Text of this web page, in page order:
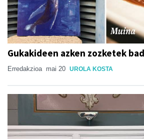
Gukakideen azken zozketek
Erredakzioa mai 20 UROLA KOSTA